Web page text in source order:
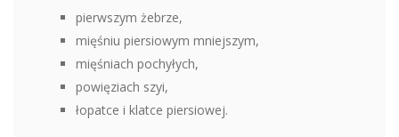
pierwszym żebrze,
mięśniu piersiowym mniejszym,
mięśniach pochyłych,
powięziach szyi,
łopatce i klatce piersiowej.